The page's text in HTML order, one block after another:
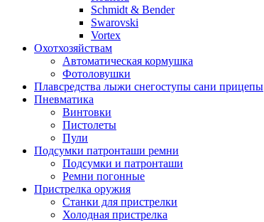
Schmidt & Bender
Swarovski
Vortex
Охотхозяйствам
Автоматическая кормушка
Фотоловушки
Плавсредства лыжи снегоступы сани прицепы
Пневматика
Винтовки
Пистолеты
Пули
Подсумки патронташи ремни
Подсумки и патронташи
Ремни погонные
Пристрелка оружия
Станки для пристрелки
Холодная пристрелка